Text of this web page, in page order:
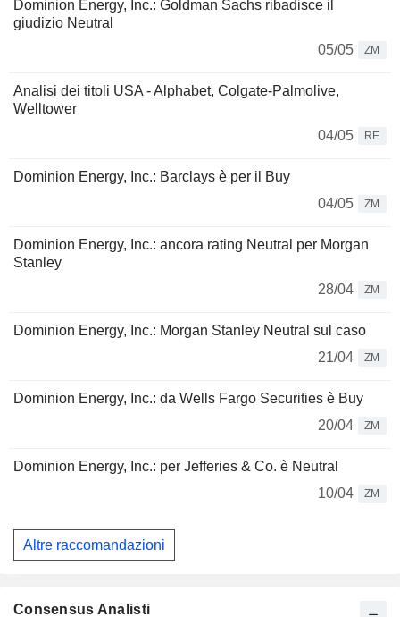
Dominion Energy, Inc.: Goldman Sachs ribadisce il
giudizio Neutral
05/05
ZM
Analisi dei titoli USA - Alphabet, Colgate-Palmolive,
Welltower
04/05
RE
Dominion Energy, Inc.: Barclays è per il Buy
04/05
ZM
Dominion Energy, Inc.: ancora rating Neutral per Morgan
Stanley
28/04
ZM
Dominion Energy, Inc.: Morgan Stanley Neutral sul caso
21/04
ZM
Dominion Energy, Inc.: da Wells Fargo Securities è Buy
20/04
ZM
Dominion Energy, Inc.: per Jefferies & Co. è Neutral
10/04
ZM
Altre raccomandazioni
Consensus Analisti